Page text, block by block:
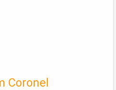
Coronel